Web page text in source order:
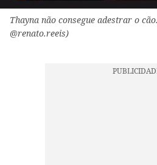
Thayna não consegue adestrar o
@renato.reeis)